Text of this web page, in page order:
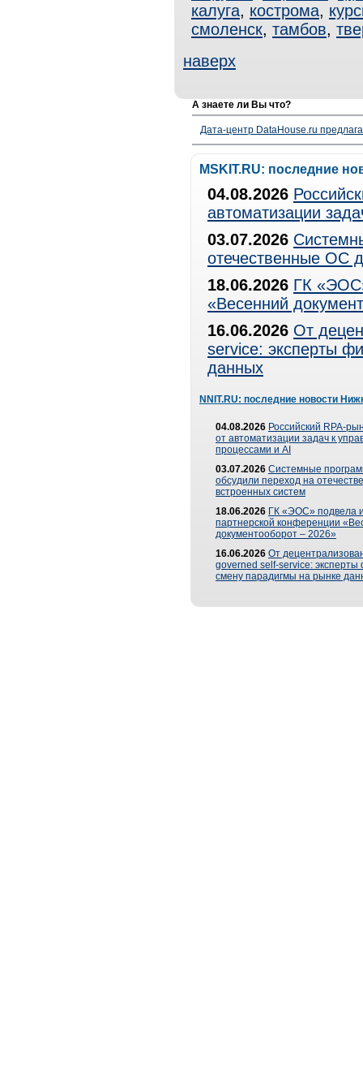
калуга, кострома,
смоленск, тамбов,
наверх
А знаете ли Вы что?
Дата-центр DataHouse.ru
MSKIT.RU: последние
04.08.2026
автоматизации
03.07.2026
отечественные ОС
18.06.2026 ГК
«Весенний
16.06.2026 От
service: эксперты
данных
NNIT.RU: последние новости
04.08.2026 Российский RPA-
от автоматизации задач к
процессами и AI
03.07.2026 Системные
обсудили переход на
встроенных систем
18.06.2026 ГК «ЭОС» подвела
партнерской конференции
документооборот – 2026»
16.06.2026 От
governed self-service: эксперты
смену парадигмы на рынке